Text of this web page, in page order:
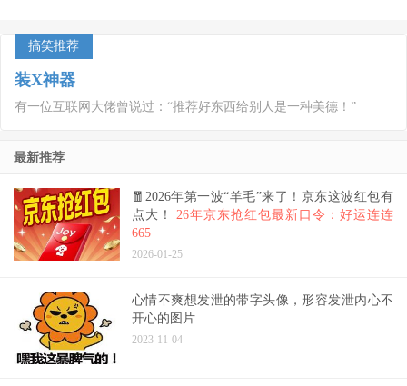
搞笑推荐
装X神器
有一位互联网大佬曾说过：“推荐好东西给别人是一种美德！”
最新推荐
🧧2026年第一波“羊毛”来了！京东这波红包有
点大！ 26年京东抢红包最新口令：好运连连
665
2026-01-25
心情不爽想发泄的带字头像，形容发泄内心不
开心的图片
2023-11-04